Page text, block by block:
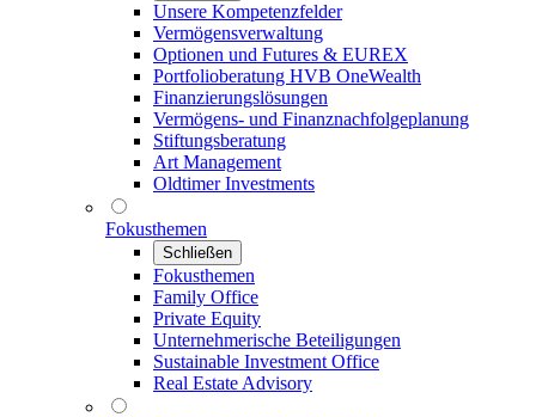
Unsere Kompetenzfelder
Vermögensverwaltung
Optionen und Futures & EUREX
Portfolioberatung HVB OneWealth
Finanzierungslösungen
Vermögens- und Finanznachfolgeplanung
Stiftungsberatung
Art Management
Oldtimer Investments
Fokusthemen
Schließen
Fokusthemen
Family Office
Private Equity
Unternehmerische Beteiligungen
Sustainable Investment Office
Real Estate Advisory